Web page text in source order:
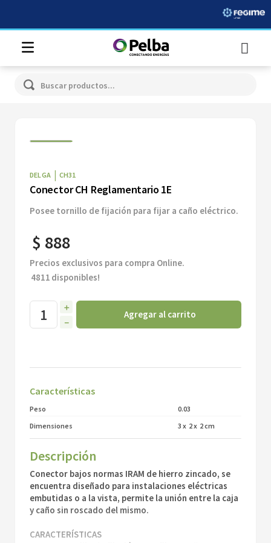
Buscar productos...
DELGA | CH31
Conector CH Reglamentario 1E
Posee tornillo de fijación para fijar a caño eléctrico.
$ 888
Precios exclusivos para compra Online.
4811 disponibles!
＋
－
Agregar al carrito
Características
Peso
0.03
Dimensiones
3 x 2x 2cm
Descripción
Conector bajos normas IRAM de hierro zincado, se
encuentra diseñado para instalaciones eléctricas
embutidas o a la vista, permite la unión entre la caja
y caño sin roscado del mismo.
CARACTERÍSTICAS